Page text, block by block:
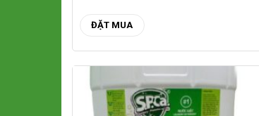
ĐẶT MUA